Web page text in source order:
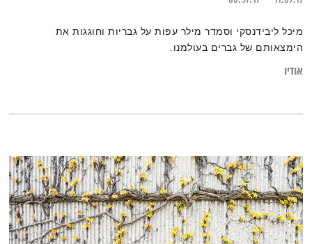
מיכל ליבידנסקי וסמדר מילר עפות על גבריות וחוגגות את
הימצאותם של גברים בעולמנו.
אודיו